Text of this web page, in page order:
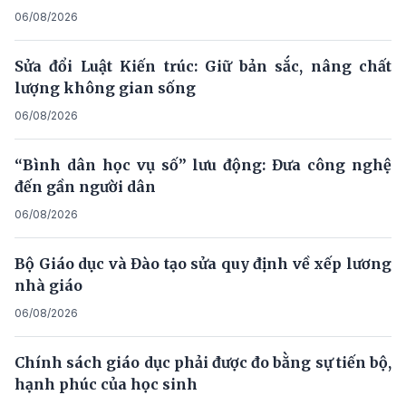
06/08/2026
Sửa đổi Luật Kiến trúc: Giữ bản sắc, nâng chất
lượng không gian sống
06/08/2026
“Bình dân học vụ số” lưu động: Đưa công nghệ
đến gần người dân
06/08/2026
Bộ Giáo dục và Đào tạo sửa quy định về xếp lương
nhà giáo
06/08/2026
Chính sách giáo dục phải được đo bằng sự tiến bộ,
hạnh phúc của học sinh